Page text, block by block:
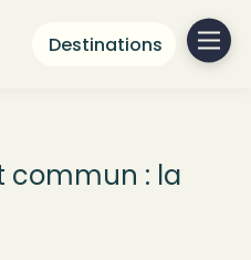
Destinations
commun : la